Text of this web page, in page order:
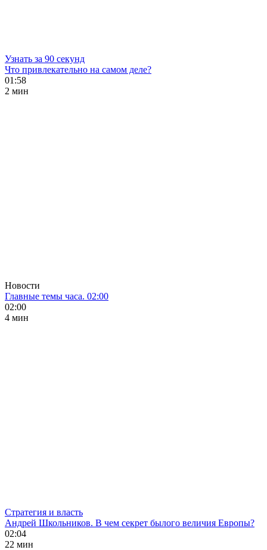
Узнать за 90 секунд
Что привлекательно на самом деле?
01:58
2 мин
Новости
Главные темы часа. 02:00
02:00
4 мин
Стратегия и власть
Андрей Школьников. В чем секрет былого величия Европы?
02:04
22 мин